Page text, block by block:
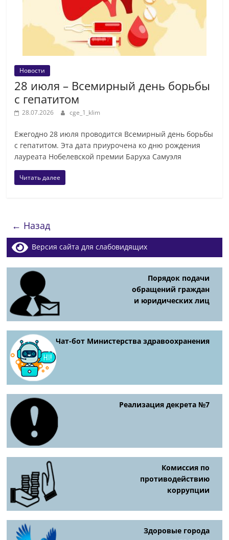
Новости
28 июля – Всемирный день борьбы
с гепатитом
28.07.2026 cge_1_klim
Ежегодно 28 июля проводится Всемирный день борьбы
с гепатитом. Эта дата приурочена ко дню рождения
лауреата Нобелевской премии Баруха Самуэля
Читать далее
← Назад
Версия сайта для слабовидящих
Порядок подачи
обращений граждан
и юридических лиц
Чат-бот Министерства здравоохранения
Реализация декрета №7
Комиссия по
противодействию
коррупции
Здоровые города